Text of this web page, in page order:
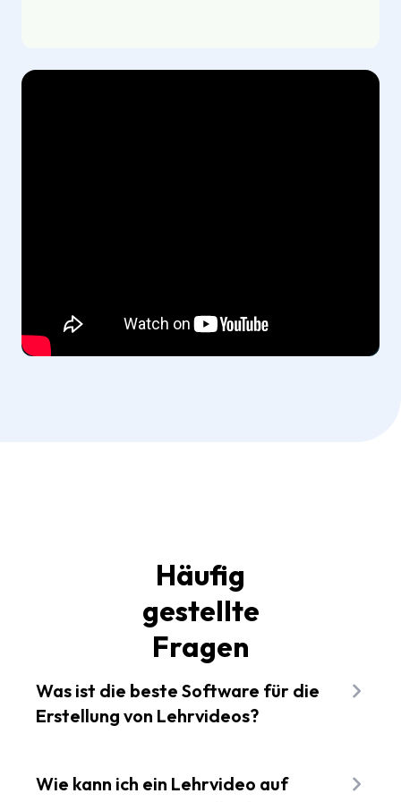
Häufig
gestellte
Fragen
Was ist die beste Software für die
Erstellung von Lehrvideos?
Lehrvideos ist diejenige, die Ihren Bedürfnissen
Wie kann ich ein Lehrvideo auf